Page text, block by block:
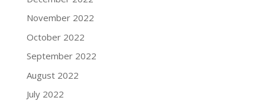
November 2022
October 2022
September 2022
August 2022
July 2022